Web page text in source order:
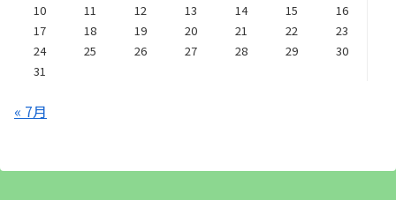
10
11 12 13 14 15
16
17
18 19 20 21 22
23
24
25 26 27 28 29
30
31
« 7月